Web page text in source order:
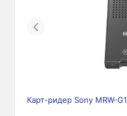
Previous
Карт-ридер Sony MRW-G1